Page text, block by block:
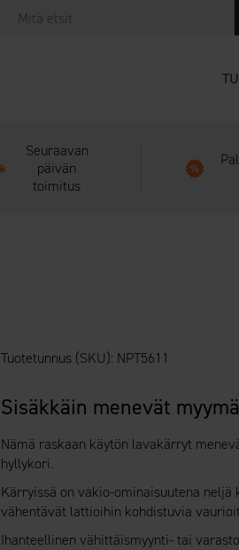
Seuraavan
päivän
toimitus
Tuotetunnus (SKU): NPT5611
Sisäkkäin menevät
Nämä raskaan käytön lavakärryt
hyllykori.
Kärryissä on vakio-ominaisuutena
vähentävät lattioihin kohdistuvia
Ihanteellinen vähittäismyynti- tai